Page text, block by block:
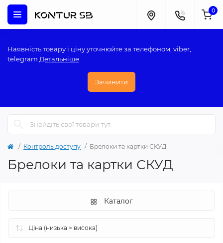
Наявність товару і ціну уточнюйте за телефоном, viber,
telegram Детальніше
Зачинити
0
Контроль доступу Брелоки та картки СКУД
Брелоки та картки СКУД
Каталог